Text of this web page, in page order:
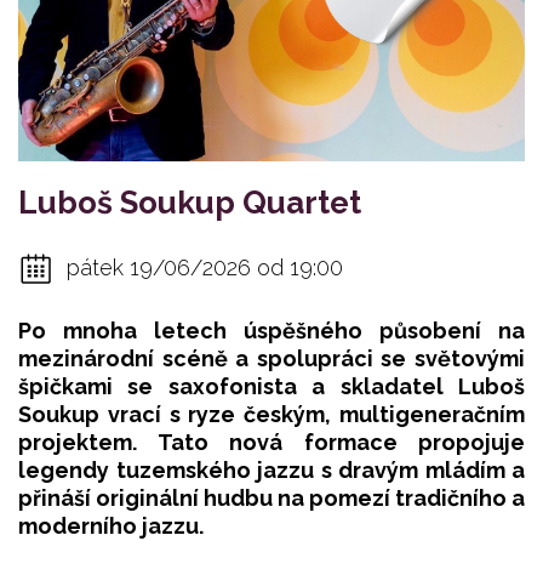
Luboš Soukup Quartet
pátek 19/06/2026 od 19:00
Po mnoha letech úspěšného působení na
mezinárodní scéně a spolupráci se světovými
špičkami se saxofonista a skladatel Luboš
Soukup vrací s ryze českým, multigeneračním
projektem. Tato nová formace propojuje
legendy tuzemského jazzu s dravým mládím a
přináší originální hudbu na pomezí tradičního a
moderního jazzu.